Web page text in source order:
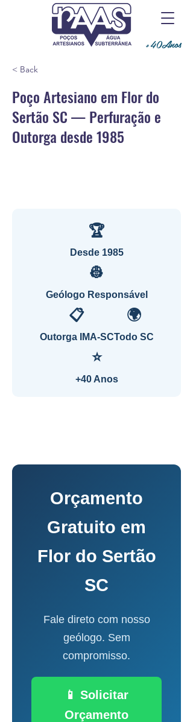
+40Anos
< Back
Poço Artesiano em Flor do
Sertão SC — Perfuração e
Outorga desde 1985
🏆
Desde 1985
👷
Geólogo Responsável
📋
Outorga IMA-SC
🌍
Todo SC
⭐
+40 Anos
Orçamento
Gratuito em
Flor do Sertão
SC
Fale direto com nosso
geólogo. Sem
compromisso.
📱 Solicitar
Orçamento